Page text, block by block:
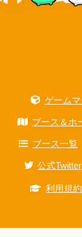
ゲーム
ブース＆ホ
ブース一覧
公式Twitter
利用規約